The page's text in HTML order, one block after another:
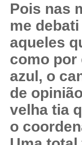
Pois nas
me
aqueles
como por
azul, o
de
velha tia
o